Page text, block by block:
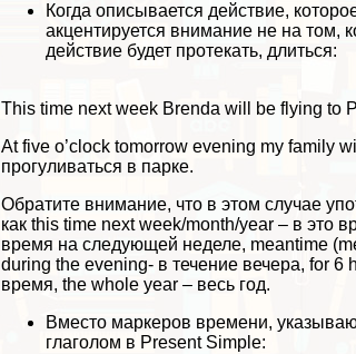
Когда описывается действие,
акцентируется внимание не на том,
действие будет протекать, длиться:
This time next week Brenda will be flying to
At five o’clock tomorrow evening my family
прогуливаться в парке.
Обратите внимание, что в этом случае
как this time next week/month/year – в это
время на следующей неделе, meantime
during the evening- в течение вечера, for
время, the whole year – весь год.
Вместо маркеров времени,
глаголом в Present Simple: